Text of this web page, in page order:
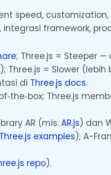
speed,
framework,
; Three.js = Steeper —
Three.js = Slower (lebih
di Three.js docs.
Three.js
AR (mis. AR.js) dan
Three.js examples); A-
repo).